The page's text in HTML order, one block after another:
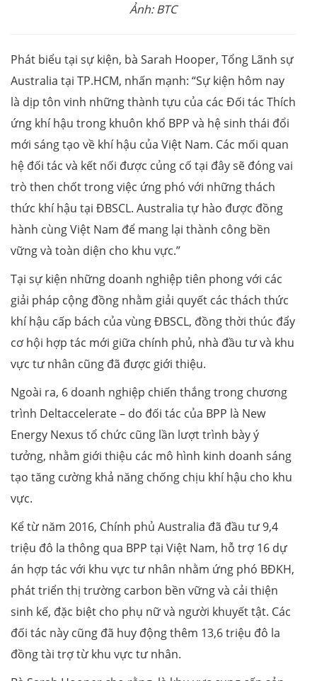
Ảnh: BTC
Phát biểu tại sự kiện, bà Sarah Hooper, Tổng Lãnh sự
Australia tại TP.HCM, nhấn mạnh: “Sự kiện hôm nay
là dịp tôn vinh những thành tựu của các Đối tác Thích
ứng khí hậu trong khuôn khổ BPP và hệ sinh thái đổi
mới sáng tạo về khí hậu của Việt Nam. Các mối quan
hệ đối tác và kết nối được củng cố tại đây sẽ đóng vai
trò then chốt trong việc ứng phó với những thách
thức khí hậu tại ĐBSCL. Australia tự hào được đồng
hành cùng Việt Nam để mang lại thành công bền
vững và toàn diện cho khu vực.”
Tại sự kiện những doanh nghiệp tiên phong với các
giải pháp cộng đồng nhằm giải quyết các thách thức
khí hậu cấp bách của vùng ĐBSCL, đồng thời thúc đẩy
cơ hội hợp tác mới giữa chính phủ, nhà đầu tư và khu
vực tư nhân cũng đã được giới thiệu.
Ngoài ra, 6 doanh nghiệp chiến thắng trong chương
trình Deltaccelerate – do đối tác của BPP là New
Energy Nexus tổ chức cũng lần lượt trình bày ý
tưởng, nhằm giới thiệu các mô hình kinh doanh sáng
tạo tăng cường khả năng chống chịu khí hậu cho khu
vực.
Kể từ năm 2016, Chính phủ Australia đã đầu tư 9,4
triệu đô la thông qua BPP tại Việt Nam, hỗ trợ 16 dự
án hợp tác với khu vực tư nhân nhằm ứng phó BĐKH,
phát triển thị trường carbon bền vững và cải thiện
sinh kế, đặc biệt cho phụ nữ và người khuyết tật. Các
đối tác này cũng đã huy động thêm 13,6 triệu đô la
đồng tài trợ từ khu vực tư nhân.